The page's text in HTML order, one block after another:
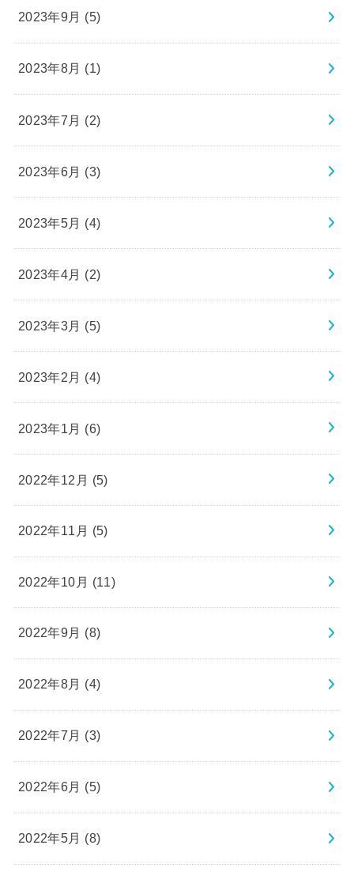
2023年9月 (5)
2023年8月 (1)
2023年7月 (2)
2023年6月 (3)
2023年5月 (4)
2023年4月 (2)
2023年3月 (5)
2023年2月 (4)
2023年1月 (6)
2022年12月 (5)
2022年11月 (5)
2022年10月 (11)
2022年9月 (8)
2022年8月 (4)
2022年7月 (3)
2022年6月 (5)
2022年5月 (8)